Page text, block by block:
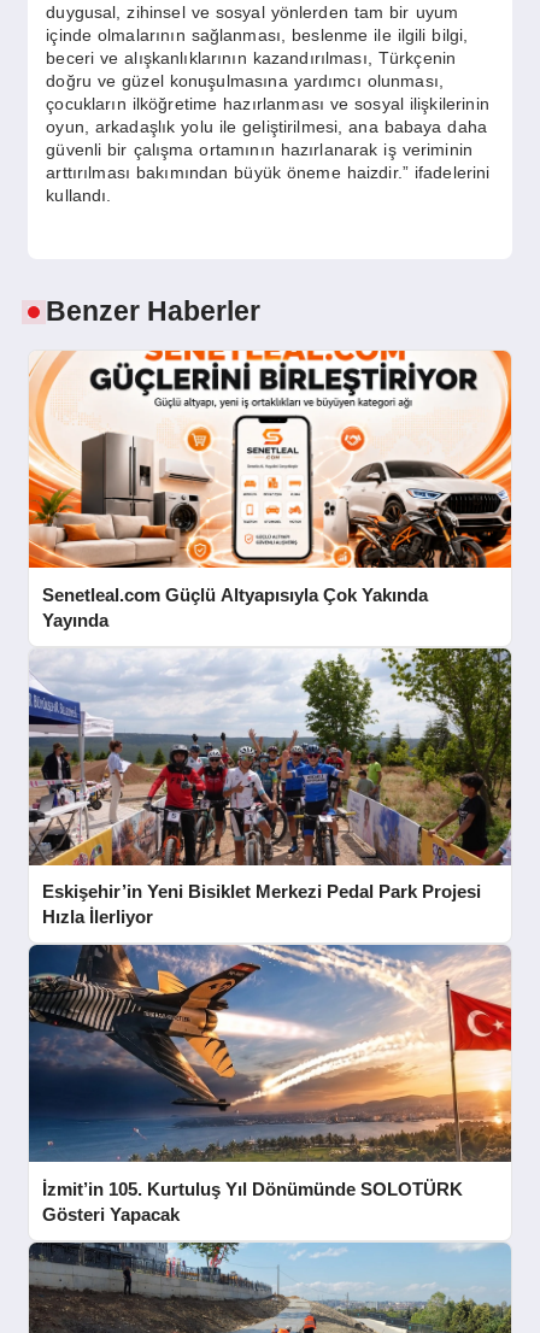
duygusal, zihinsel ve sosyal yönlerden tam bir uyum
içinde olmalarının sağlanması, beslenme ile ilgili bilgi,
beceri ve alışkanlıklarının kazandırılması, Türkçenin
doğru ve güzel konuşulmasına yardımcı olunması,
çocukların ilköğretime hazırlanması ve sosyal ilişkilerinin
oyun, arkadaşlık yolu ile geliştirilmesi, ana babaya daha
güvenli bir çalışma ortamının hazırlanarak iş veriminin
arttırılması bakımından büyük öneme haizdir.” ifadelerini
kullandı.
Benzer Haberler
Senetleal.com Güçlü Altyapısıyla Çok Yakında
Yayında
Eskişehir’in Yeni Bisiklet Merkezi Pedal Park Projesi
Hızla İlerliyor
İzmit’in 105. Kurtuluş Yıl Dönümünde SOLOTÜRK
Gösteri Yapacak